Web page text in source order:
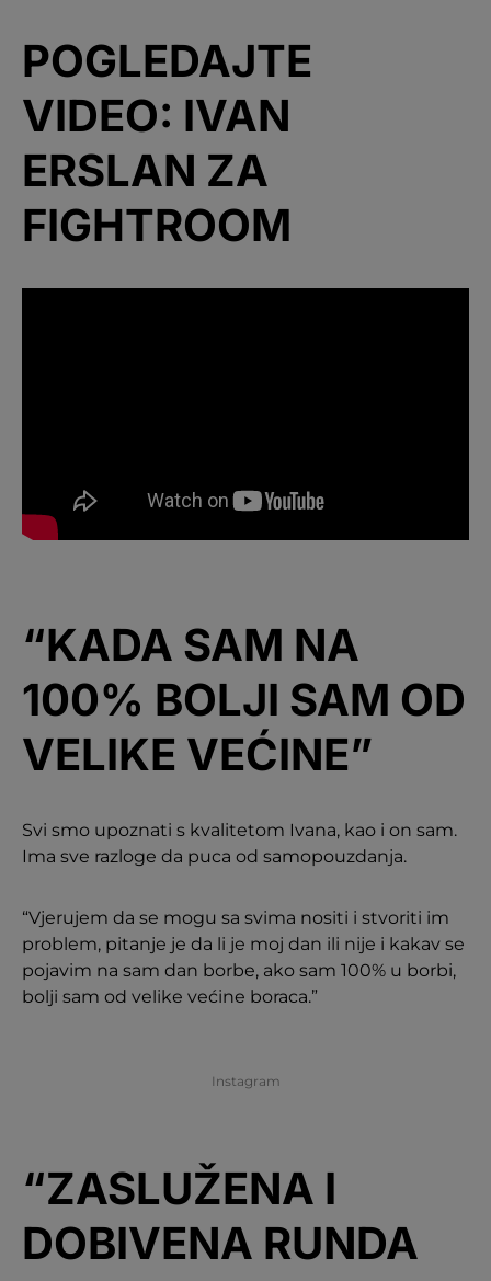
POGLEDAJTE
VIDEO: IVAN
ERSLAN ZA
FIGHTROOM
“KADA SAM NA
100% BOLJI SAM OD
VELIKE VEĆINE”
Svi smo upoznati s kvalitetom Ivana, kao i on sam.
Ima sve razloge da puca od samopouzdanja.
“Vjerujem da se mogu sa svima nositi i stvoriti im
problem, pitanje je da li je moj dan ili nije i kakav se
pojavim na sam dan borbe, ako sam 100% u borbi,
bolji sam od velike većine boraca.”
Instagram
“ZASLUŽENA I
DOBIVENA RUNDA